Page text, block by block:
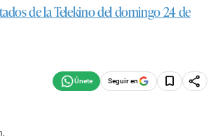
de la Telekino del domingo 24 de
Seguir en